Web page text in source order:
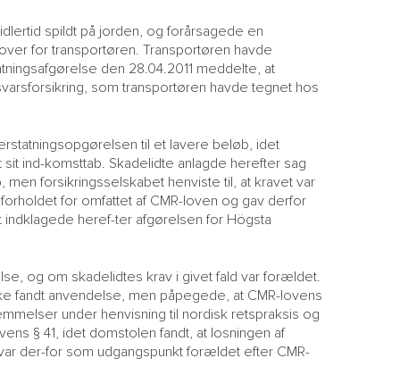
spildt på jorden, og forårsagede en
for transportøren. Transportøren havde
den 28.04.2011 meddelte, at
som transportøren havde tegnet hos
til et lavere beløb, idet
ind-komsttab. Skadelidte anlagde herefter sag
forsikringsselskabet henviste til, at kravet var
for omfattet af CMR-loven og gav derfor
heref-ter afgørelsen for Högsta
og om skadelidtes krav i givet fald var forældet.
fandt anvendelse, men påpegede, at CMR-lovens
under henvisning til nordisk retspraksis og
§ 41, idet domstolen fandt, at losningen af
der-for som udgangspunkt forældet efter CMR-